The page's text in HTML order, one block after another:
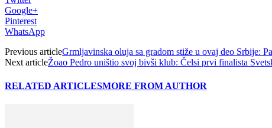
Google+
Pinterest
WhatsApp
Previous articleGrmljavinska oluja sa gradom stiže u ovaj deo Srbije:
Next articleŽoao Pedro uništio svoj bivši klub: Čelsi prvi finalista
RELATED ARTICLESMORE FROM AUTHOR